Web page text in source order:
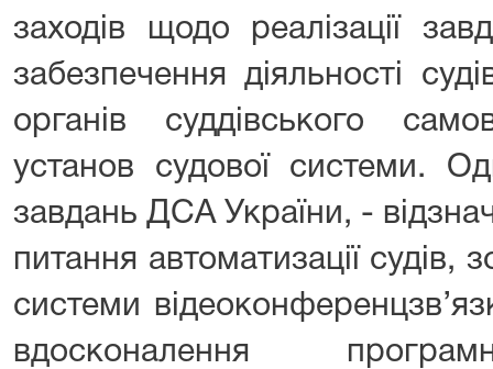
заходів щодо реалізації
забезпечення діяльності
органів суддівського
установ судової системи.
завдань ДСА України, -
питання автоматизації
системи
вдосконалення